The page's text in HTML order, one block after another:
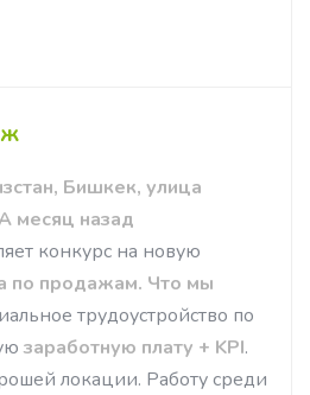
Бишкек, улица
месяц назад
конкурс на новую
по продажам. Что мы
трудоустройство по
заработную плату + KPI.
локации. Работу среди